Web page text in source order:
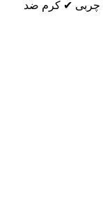
چربی ✔ کرم ضد